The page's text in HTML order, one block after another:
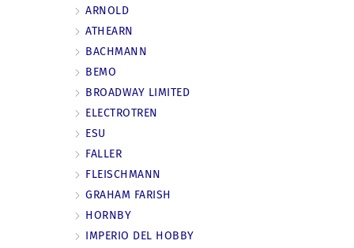
ARNOLD
ATHEARN
BACHMANN
BEMO
BROADWAY LIMITED
ELECTROTREN
ESU
FALLER
FLEISCHMANN
GRAHAM FARISH
HORNBY
IMPERIO DEL HOBBY